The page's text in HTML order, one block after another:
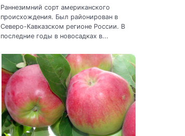
Раннезимний сорт американского
происхождения. Был районирован в
Северо-Кавказском регионе России. В
последние годы в новосадках в...